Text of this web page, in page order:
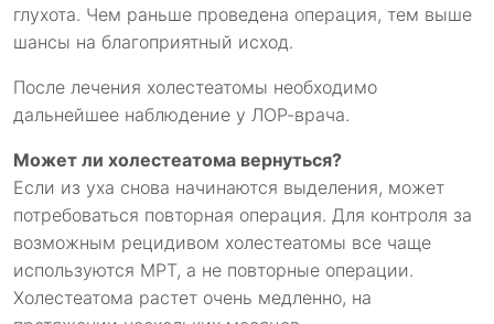
глухота. Чем раньше проведена операция, тем выше
шансы на благоприятный исход.
После лечения холестеатомы необходимо
дальнейшее наблюдение у ЛОР-врача.
Может ли холестеатома вернуться?
Если из уха снова начинаются выделения, может
потребоваться повторная операция. Для контроля за
возможным рецидивом холестеатомы все чаще
используются МРТ, а не повторные операции.
Холестеатома растет очень медленно, на